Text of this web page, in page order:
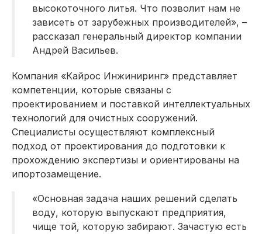
высокоточного литья. Что позволит нам не
зависеть от зарубежных производителей», –
рассказал генеральный директор компании
Андрей Васильев.
Компания «Кайрос Инжиниринг» представляет
компетенции, которые связаны с
проектированием и поставкой интеллектуальных
технологий для очистных сооружений.
Специалисты осуществляют комплексный
подход от проектирования до подготовки к
прохождению экспертизы и ориентированы на
ипортозамещение.
«Основная задача наших решений сделать
воду, которую выпускают предприятия,
чище той, которую забирают. Зачастую есть